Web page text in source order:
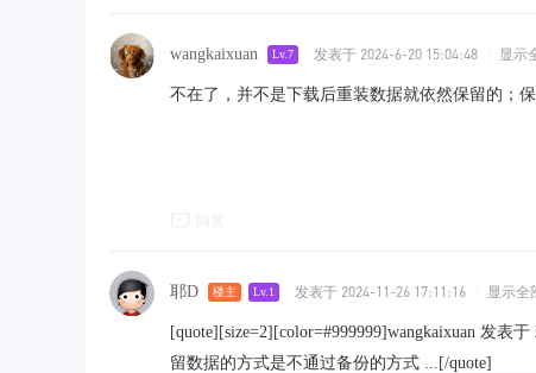
wangkaixuan Lv.7 发表于 2024-6-20 15:04:48 显示
不在了，并不是下载后重装数据就依然保留的；
耶D 楼主 Lv.1 发表于 2024-11-26 17:11:16 显示全
[quote][size=2][color=#999999]wangkaixuan 发表
留数据的方式是不通过备份的方式 ...[/quote]